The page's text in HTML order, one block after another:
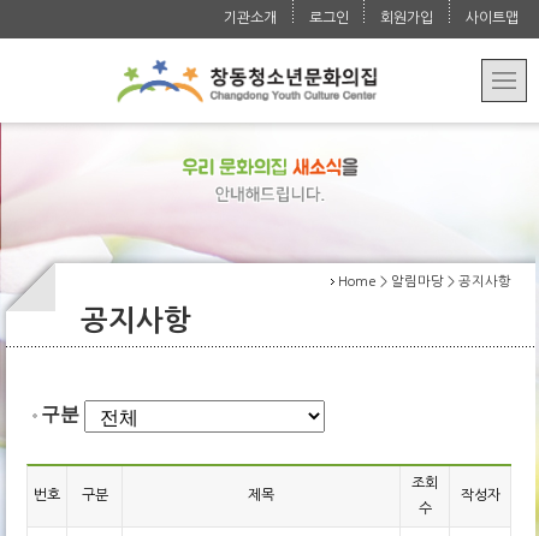
기관소개 로그인 회원가입 사이트맵
대관/요금 안내
청소년 참여 활동
학교/지역 연계
특성화 사업
수강/환불 안내
Home > 알림마당 > 공지사항
공지사항
구분
번호 구분 제목
조회
수
작성자